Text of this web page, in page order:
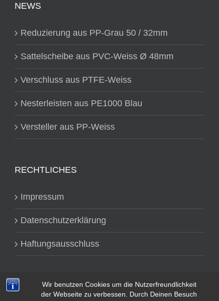
Wir benutzen Cookies um die Nutzerfreundlichkeit
der Webseite zu verbessen. Durch Deinen Besuch
NEWS
Reduzierung aus PP-Grau 50 / 32mm
Sattelscheibe aus PVC-Weiss Ø 48mm
Verschluss aus PTFE-Weiss
Nesterleisten aus PE1000 Blau
Versteller aus PP-Weiss
RECHTLICHES
Impressum
Datenschutzerklärung
Haftungsausschluss